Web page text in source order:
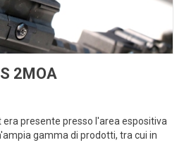
2MOA
era presente presso l'area espositiva
gamma di prodotti, tra cui in